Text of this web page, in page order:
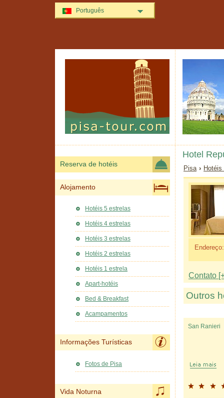
Hotel
Pisa ›
Endereço:
Contato
Outros
San Ranieri
Reserva de hotéis
Alojamento
Hotéis 5 estrelas
Hotéis 4 estrelas
Hotéis 3 estrelas
Hotéis 2 estrelas
Hotéis 1 estrela
Apart-hotéis
Bed & Breakfast
Acampamentos
Informações Turísticas
Fotos de Pisa
Vida Noturna
Português